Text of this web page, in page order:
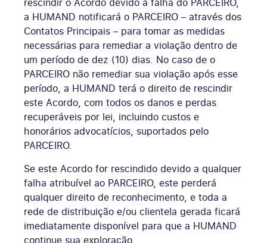
a HUMAND notificará o PARCEIRO – através dos
Contatos Principais – para tomar as medidas
necessárias para remediar a violação dentro de
um período de dez (10) dias. No caso de o
PARCEIRO não remediar sua violação após esse
período, a HUMAND terá o direito de rescindir
este Acordo, com todos os danos e perdas
recuperáveis por lei, incluindo custos e
honorários advocatícios, suportados pelo
PARCEIRO.
Se este Acordo for rescindido devido a qualquer
falha atribuível ao PARCEIRO, este perderá
qualquer direito de reconhecimento, e toda a
rede de distribuição e/ou clientela gerada ficará
imediatamente disponível para que a HUMAND
continue sua exploração.